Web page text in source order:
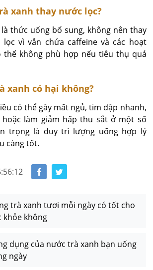
xanh thay nước lọc?
thức uống bổ sung, không nên thay
vì vẫn chứa caffeine và các hoạt
thể không phù hợp nếu tiêu thụ quá
xanh có hại không?
có thể gây mất ngủ, tim đập nhanh,
làm giảm hấp thu sắt ở một số
trọng là duy trì lượng uống hợp lý
càng tốt.
trà xanh tươi mỗi ngày có tốt cho
khỏe không
dụng của nước trà xanh bạn uống
ngày